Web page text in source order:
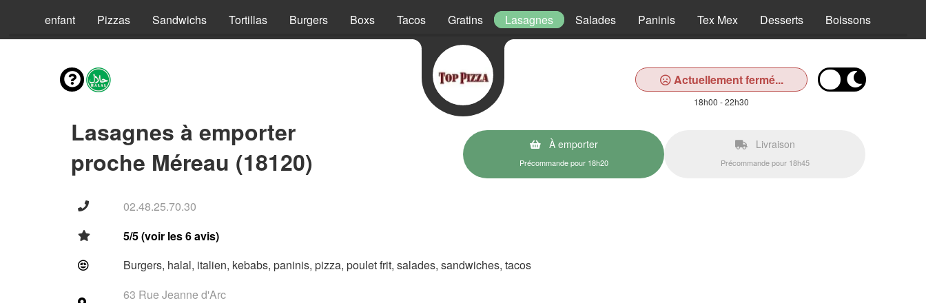
Menus enfant Pizzas Sandwichs Tortillas Burgers Boxs Tacos Gratins Lasagnes Salades Paninis Tex Mex Desserts Boissons
Actuellement fermé...
18h00 - 22h30
Lasagnes à emporter
proche Méreau (18120)
À emporter
Précommande pour 18h20
Livraison
Précommande pour 18h45
02.48.25.70.30
5/5 (voir les 6 avis)
Burgers, halal, italien, kebabs, paninis, pizza, poulet frit, salades, sandwiches, tacos
63 Rue Jeanne d'Arc